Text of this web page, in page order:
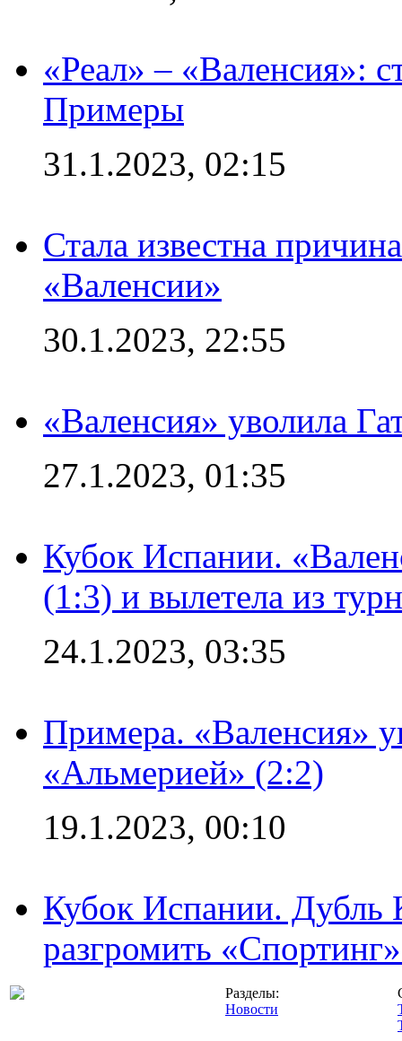
«Реал» – «Валенсия»:
Примеры
31.1.2023, 02:15
Стала известна
«Валенсии»
30.1.2023, 22:55
«Валенсия» уволила
27.1.2023, 01:35
Кубок Испании.
(1:3) и вылетела из
24.1.2023, 03:35
Примера. «Валенсия»
«Альмерией» (2:2)
19.1.2023, 00:10
Кубок Испании. Дубль
разгромить
Разделы:
Новости